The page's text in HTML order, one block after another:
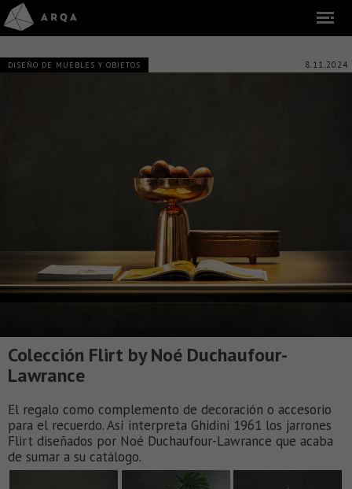
DISEÑO DE MUEBLES Y OBJETOS 8.11.2024
Colección Flirt by Noé Duchaufour-
Lawrance
El regalo como complemento de decoración o accesorio
para el recuerdo. Así interpreta Ghidini 1961 los jarrones
Flirt diseñados por Noé Duchaufour-Lawrance que acaba
de sumar a su catálogo.